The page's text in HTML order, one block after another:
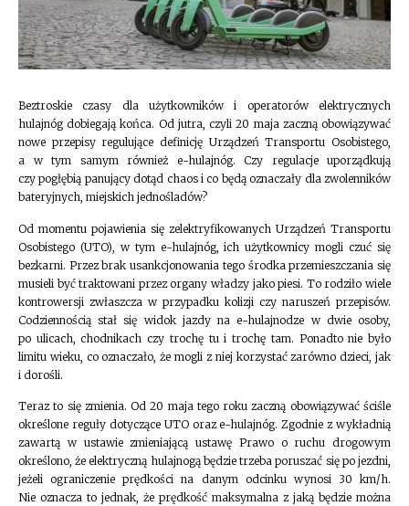
Beztroskie czasy dla użytkowników i operatorów elektrycznych
hulajnóg dobiegają końca. Od jutra, czyli 20 maja zaczną obowiązywać
nowe przepisy regulujące definicję Urządzeń Transportu Osobistego,
a w tym samym również e-hulajnóg. Czy regulacje uporządkują
czy pogłębią panujący dotąd chaos i co będą oznaczały dla zwolenników
bateryjnych, miejskich jednośladów?
Od momentu pojawienia się zelektryfikowanych Urządzeń Transportu
Osobistego (UTO), w tym e-hulajnóg, ich użytkownicy mogli czuć się
bezkarni. Przez brak usankcjonowania tego środka przemieszczania się
musieli być traktowani przez organy władzy jako piesi. To rodziło wiele
kontrowersji zwłaszcza w przypadku kolizji czy naruszeń przepisów.
Codziennością stał się widok jazdy na e-hulajnodze w dwie osoby,
po ulicach, chodnikach czy trochę tu i trochę tam. Ponadto nie było
limitu wieku, co oznaczało, że mogli z niej korzystać zarówno dzieci, jak
i dorośli.
Teraz to się zmienia. Od 20 maja tego roku zaczną obowiązywać ściśle
określone reguły dotyczące UTO oraz e-hulajnóg. Zgodnie z wykładnią
zawartą w ustawie zmieniającą ustawę Prawo o ruchu drogowym
określono, że elektryczną hulajnogą będzie trzeba poruszać się po jezdni,
jeżeli ograniczenie prędkości na danym odcinku wynosi 30 km/h.
Nie oznacza to jednak, że prędkość maksymalna z jaką będzie można